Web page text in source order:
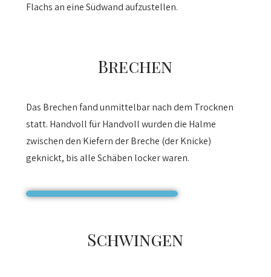
Flachs an eine Südwand aufzustellen.
Brechen
Das Brechen fand unmittelbar nach dem Trocknen
statt. Handvoll für Handvoll wurden die Halme
zwischen den Kiefern der Breche (der Knicke)
geknickt, bis alle Schäben locker waren.
Schwingen